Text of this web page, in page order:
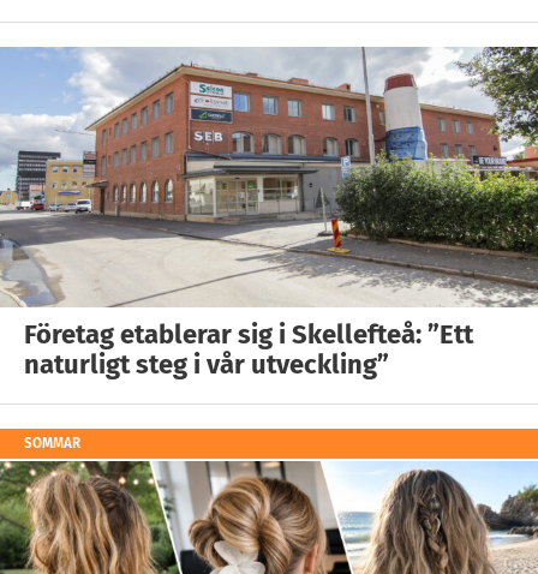
Företag etablerar sig i Skellefteå: ”Ett
naturligt steg i vår utveckling”
SOMMAR